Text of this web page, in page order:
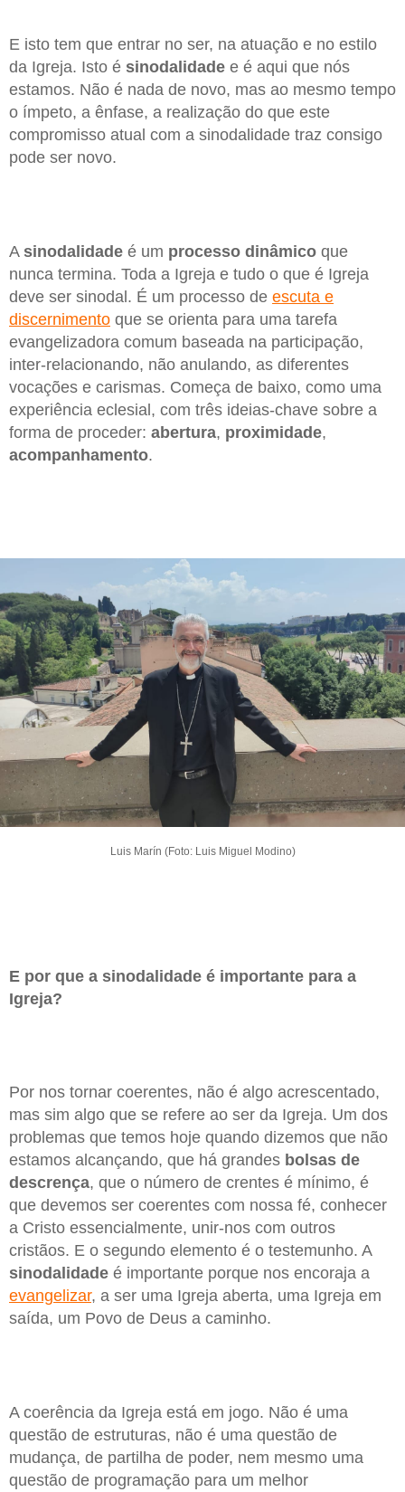
E isto tem que entrar no ser, na atuação e no estilo
da Igreja. Isto é sinodalidade e é aqui que nós
estamos. Não é nada de novo, mas ao mesmo tempo
o ímpeto, a ênfase, a realização do que este
compromisso atual com a sinodalidade traz consigo
pode ser novo.
A sinodalidade é um processo dinâmico que
nunca termina. Toda a Igreja e tudo o que é Igreja
deve ser sinodal. É um processo de escuta e
discernimento que se orienta para uma tarefa
evangelizadora comum baseada na participação,
inter-relacionando, não anulando, as diferentes
vocações e carismas. Começa de baixo, como uma
experiência eclesial, com três ideias-chave sobre a
forma de proceder: abertura, proximidade,
acompanhamento.
Luis Marín (Foto: Luis Miguel Modino)
E por que a sinodalidade é importante para a
Igreja?
Por nos tornar coerentes, não é algo acrescentado,
mas sim algo que se refere ao ser da Igreja. Um dos
problemas que temos hoje quando dizemos que não
estamos alcançando, que há grandes bolsas de
descrença, que o número de crentes é mínimo, é
que devemos ser coerentes com nossa fé, conhecer
a Cristo essencialmente, unir-nos com outros
cristãos. E o segundo elemento é o testemunho. A
sinodalidade é importante porque nos encoraja a
evangelizar, a ser uma Igreja aberta, uma Igreja em
saída, um Povo de Deus a caminho.
A coerência da Igreja está em jogo. Não é uma
questão de estruturas, não é uma questão de
mudança, de partilha de poder, nem mesmo uma
questão de programação para um melhor